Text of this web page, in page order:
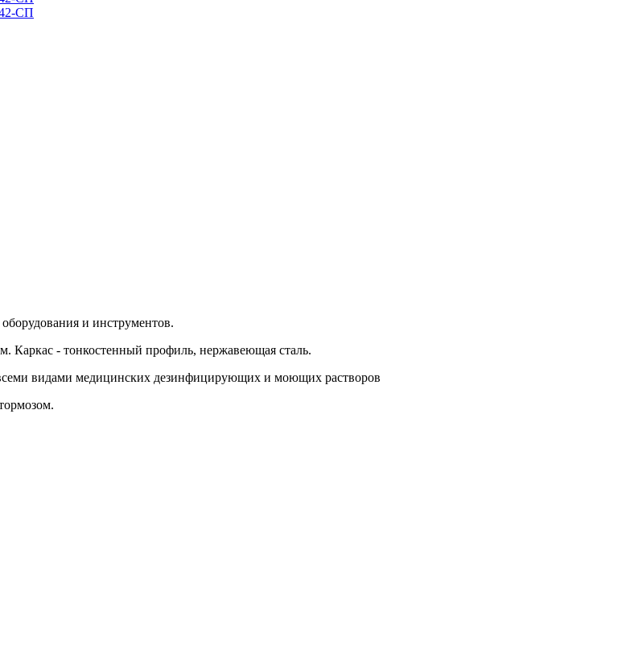
и инструментов.
Каркас - тонкостенный профиль, нержавеющая сталь.
всеми видами медицинских дезинфицирующих и моющих растворов